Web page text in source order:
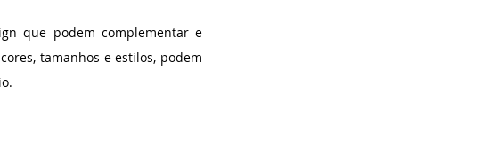
que podem complementar e
tamanhos e estilos, podem